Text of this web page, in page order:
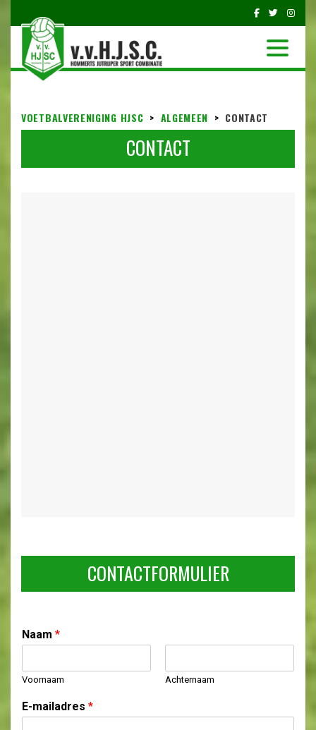
VOETBALVERENIGING HJSC > ALGEMEEN > CONTACT
CONTACT
CONTACTFORMULIER
Naam *
Voornaam Achternaam
E-mailadres *